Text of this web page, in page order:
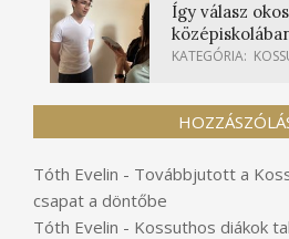
Így válasz
KATEGÓRIA:
Tóth Evelin - Továbbjutott a
csapat a döntőbe
Tóth Evelin - Kossuthos diákok